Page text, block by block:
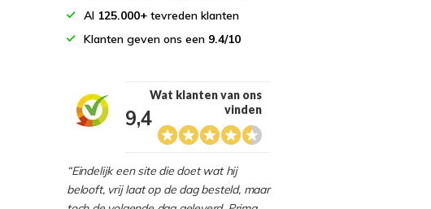
Al 125.000+ tevreden klanten
Klanten geven ons een 9.4/10
9,4
Wat klanten van ons
vinden
“Eindelijk een site die doet wat hij
belooft, vrij laat op de dag besteld, maar